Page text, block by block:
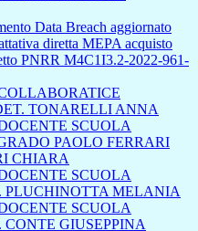
Data Breach aggiornato
diretta MEPA acquisto
PNRR M4C1I3.2-2022-961-
TONARELLI ANNA
SCUOLA
PAOLO FERRARI
CHIARA
SCUOLA
PLUCHINOTTA MELANIA
SCUOLA
GIUSEPPINA